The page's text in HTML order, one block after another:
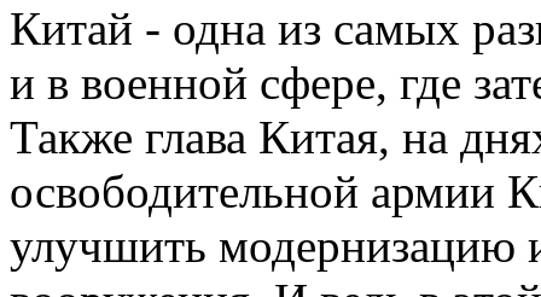
Китай - одна из самых
и в военной сфере, где
Также глава Китая, на
освободительной армии
улучшить модернизацию